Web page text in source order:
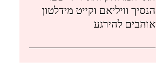
הנסיך וויליאם וקייט מידלטון
אוהבים להירגע